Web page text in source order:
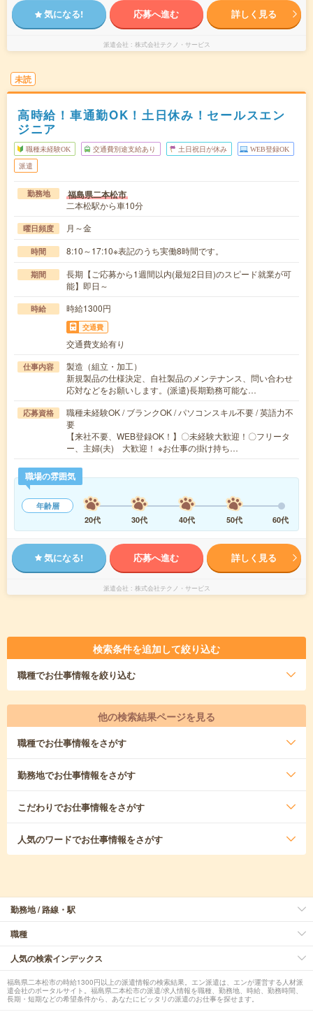
気になる! 応募へ進む 詳しく見る
派遣会社 株式会社テクノ・サービス
未読
高時給！車通勤OK！土日休み！セールスエン
ジニア
職種未経験OK 交通費別途支給あり 土日祝日が休み WEB登録OK
派遣
勤務地 福島県二本松市
二本松駅から車10分
曜日頻度 月～金
時間 8:10～17:10※表記のうち実働8時間です。
期間
長期【ご応募から1週間以内(最短2日目)のスピード就業が可
能】即日～
時給 時給1300円
交通費
交通費支給有り
仕事内容
製造（組立・加工）
新規製品の仕様決定、自社製品のメンテナンス、問い合わせ
応対などをお願いします。(派遣)長期勤務可能な…
応募資格
職種未経験OK / ブランクOK / パソコンスキル不要 / 英語力不
要
【来社不要、WEB登録OK！】〇未経験大歓迎！〇フリータ
ー、主婦(夫) 大歓迎！ ※お仕事の掛け持ち…
職場の雰囲気
年齢層
20代
30代 40代 50代 60代
気になる! 応募へ進む 詳しく見る
派遣会社 株式会社テクノ・サービス
検索条件を追加して絞り込む
職種でお仕事情報を絞り込む
他の検索結果ページを見る
職種でお仕事情報をさがす
勤務地でお仕事情報をさがす
こだわりでお仕事情報をさがす
人気のワードでお仕事情報をさがす
勤務地 / 路線・駅
職種
人気の検索インデックス
福島県二本松市の時給1300円以上の派遣情報の検索結果。エン派遣は、エンが運営する人材派
遣会社のポータルサイト。福島県二本松市の派遣/求人情報を職種、勤務地、時給、勤務時間、
長期・短期などの希望条件から、あなたにピッタリの派遣のお仕事を探せます。